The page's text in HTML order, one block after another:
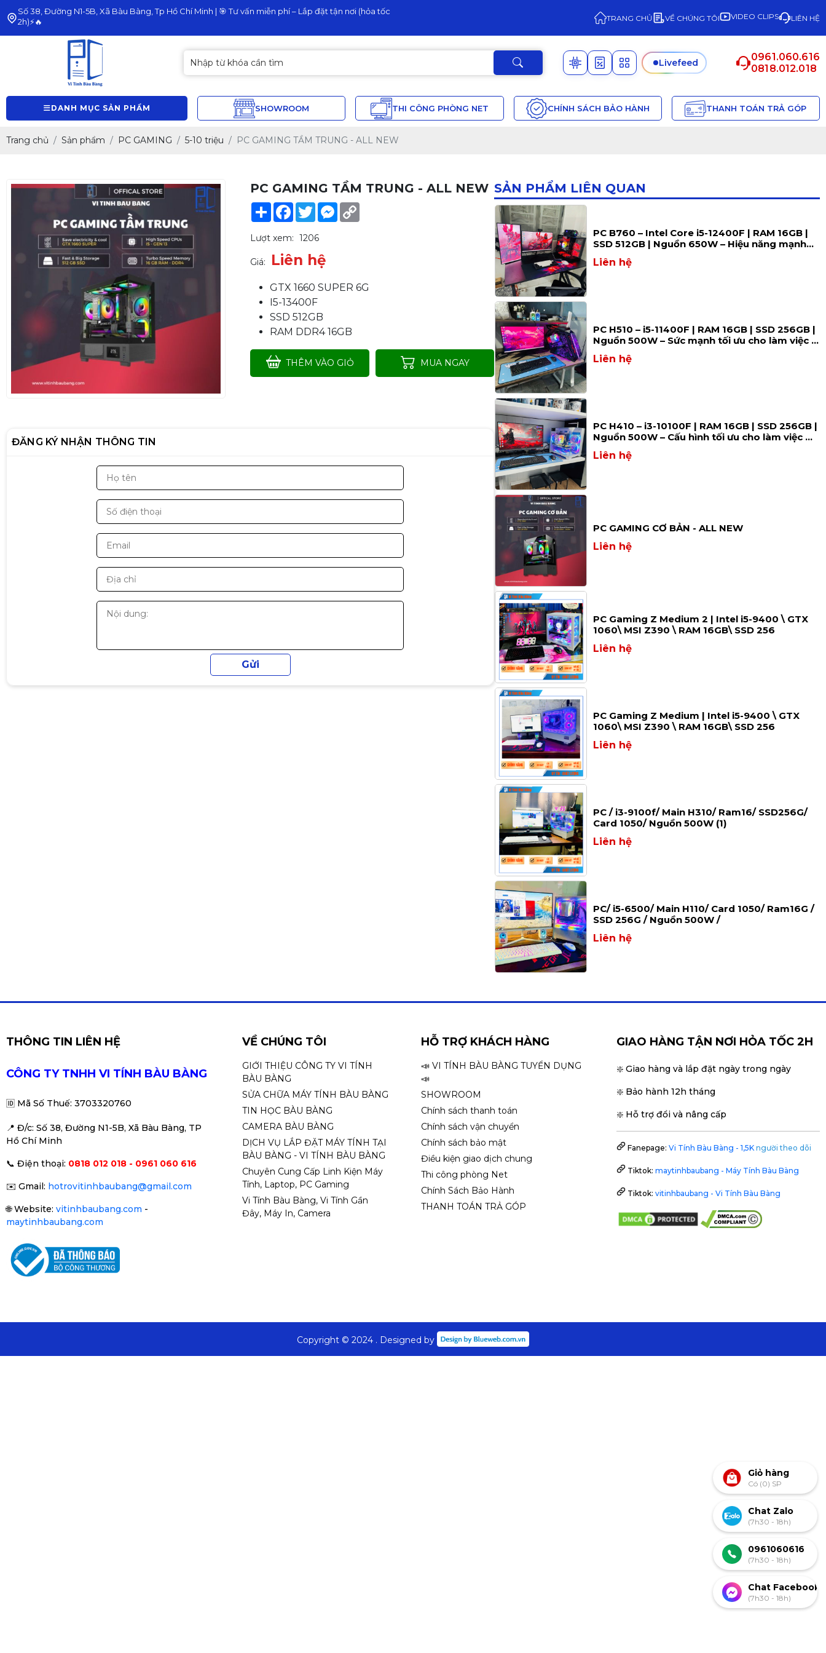
Số 38, Đường N1-5B, Xã Bàu Bàng, Tp Hồ Chí Minh | 🎯 Tư vấn miễn phí – Lắp đặt tận nơi (hỏa tốc
2h)⚡🔥
TRANG CHỦ VỀ CHÚNG TÔI VIDEO CLIPS LIÊN HỆ
Livefeed
0961.060.616
0818.012.018
DANH MỤC SẢN PHẨM SHOWROOM THI CÔNG PHÒNG NET CHÍNH SÁCH BẢO HÀNH THANH TOÁN TRẢ GÓP
Trang chủ Sản phẩm PC GAMING 5-10 triệu PC GAMING TẦM TRUNG - ALL NEW
PC GAMING TẦM TRUNG - ALL NEW
ShareFacebook
TwitterMessenger
Lượt xem: 1206
Giá: Liên hệ
GTX 1660 SUPER 6G
I5-13400F
SSD 512GB
RAM DDR4 16GB
THÊM VÀO GIỎ MUA NGAY
ĐĂNG KÝ NHẬN THÔNG TIN
SẢN PHẨM LIÊN QUAN
PC B760 – Intel Core i5-12400F | RAM 16GB |
SSD 512GB | Nguồn 650W – Hiệu năng mạnh
Liên hệ
PC H510 – i5-11400F | RAM 16GB | SSD 256GB |
Nguồn 500W – Sức mạnh tối ưu cho làm việc &
Liên hệ
PC H410 – i3-10100F | RAM 16GB | SSD 256GB |
Nguồn 500W – Cấu hình tối ưu cho làm việc &
Liên hệ
PC GAMING CƠ BẢN - ALL NEW
Liên hệ
PC Gaming Z Medium 2 | Intel i5-9400 \ GTX
1060\ MSI Z390 \ RAM 16GB\ SSD 256
Liên hệ
PC Gaming Z Medium | Intel i5-9400 \ GTX
1060\ MSI Z390 \ RAM 16GB\ SSD 256
Liên hệ
PC / i3-9100f/ Main H310/ Ram16/ SSD256G/
Card 1050/ Nguồn 500W (1)
Liên hệ
PC/ i5-6500/ Main H110/ Card 1050/ Ram16G /
SSD 256G / Nguồn 500W /
Liên hệ
THÔNG TIN LIÊN HỆ
CÔNG TY TNHH VI TÍNH BÀU BÀNG
🆔 Mã Số Thuế: 3703320760
📍 Đ/c: Số 38, Đường N1-5B, Xã Bàu Bàng, TP
Hồ Chí Minh
📞 Điện thoại: 0818 012 018 - 0961 060 616
✉️ Gmail: hotrovitinhbaubang@gmail.com
🌐Website: vitinhbaubang.com -
maytinhbaubang.com
VỀ CHÚNG TÔI
GIỚI THIỆU CÔNG TY VI TÍNH
BÀU BÀNG
SỬA CHỮA MÁY TÍNH BÀU BÀNG
TIN HỌC BÀU BÀNG
CAMERA BÀU BÀNG
DỊCH VỤ LẮP ĐẶT MÁY TÍNH TẠI
BÀU BÀNG - VI TÍNH BÀU BÀNG
Chuyên Cung Cấp Linh Kiện Máy
Tính, Laptop, PC Gaming
Vi Tính Bàu Bàng, Vi Tính Gần
Đây, Máy In, Camera
HỖ TRỢ KHÁCH HÀNG
📣 VI TÍNH BÀU BÀNG TUYỂN DỤNG
📣
SHOWROOM
Chính sách thanh toán
Chính sách vận chuyển
Chính sách bảo mật
Điều kiện giao dịch chung
Thi công phòng Net
Chính Sách Bảo Hành
THANH TOÁN TRẢ GÓP
GIAO HÀNG TẬN NƠI HỎA TỐC 2H
❇️ Giao hàng và lắp đặt ngày trong ngày
❇️ Bảo hành 12h tháng
❇️ Hỗ trợ đổi và nâng cấp
Fanepage: Vi Tính Bàu Bàng - 1,5K người theo dõi
Tiktok: maytinhbaubang - Máy Tính Bàu Bàng
Tiktok: vitinhbaubang - Vi Tính Bàu Bàng
Copyright © 2024 . Designed by
Giỏ hàng
Có (0) SP
Chat Zalo
(7h30 - 18h)
0961060616
(7h30 - 18h)
Chat Facebook
(7h30 - 18h)